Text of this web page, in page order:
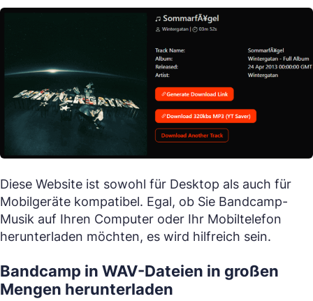
Diese Website ist sowohl für Desktop als auch für
Mobilgeräte kompatibel. Egal, ob Sie Bandcamp-
Musik auf Ihren Computer oder Ihr Mobiltelefon
herunterladen möchten, es wird hilfreich sein.
Bandcamp in WAV-Dateien in großen
Mengen herunterladen